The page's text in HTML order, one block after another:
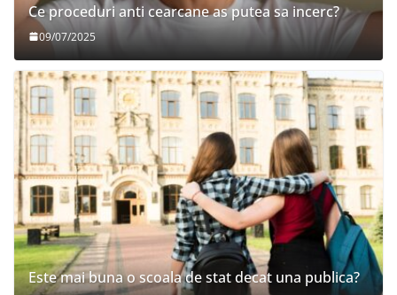
Ce proceduri anti cearcane as putea sa incerc?
09/07/2025
Este mai buna o scoala de stat decat una publica?